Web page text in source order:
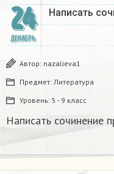
24
ДЕКАБРЬ
Написать
Автор: nazalieva1
Предмет: Литература
Уровень: 5 - 9 класс
Написать сочинение